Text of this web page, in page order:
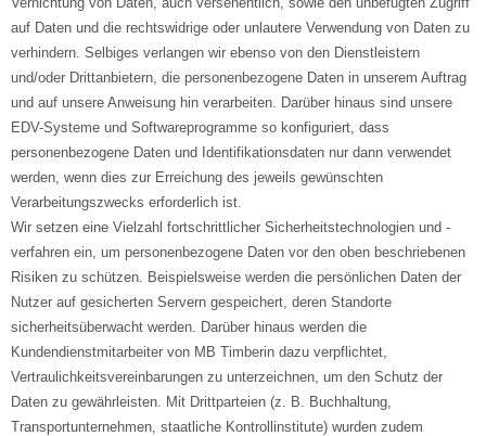
auf Daten und die rechtswidrige oder unlautere Verwendung von Daten zu
verhindern. Selbiges verlangen wir ebenso von den Dienstleistern
und/oder Drittanbietern, die personenbezogene Daten in unserem Auftrag
und auf unsere Anweisung hin verarbeiten. Darüber hinaus sind unsere
EDV-Systeme und Softwareprogramme so konfiguriert, dass
personenbezogene Daten und Identifikationsdaten nur dann verwendet
werden, wenn dies zur Erreichung des jeweils gewünschten
Verarbeitungszwecks erforderlich ist.
Wir setzen eine Vielzahl fortschrittlicher Sicherheitstechnologien und -
verfahren ein, um personenbezogene Daten vor den oben beschriebenen
Risiken zu schützen. Beispielsweise werden die persönlichen Daten der
Nutzer auf gesicherten Servern gespeichert, deren Standorte
sicherheitsüberwacht werden. Darüber hinaus werden die
Kundendienstmitarbeiter von MB Timberin dazu verpflichtet,
Vertraulichkeitsvereinbarungen zu unterzeichnen, um den Schutz der
Daten zu gewährleisten. Mit Drittparteien (z. B. Buchhaltung,
Transportunternehmen, staatliche Kontrollinstitute) wurden zudem